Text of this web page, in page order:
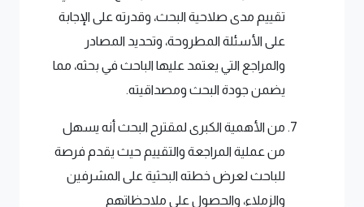
تقييم مدى صلاحية البحث، وقدرته على الإجابة
على الأسئلة المطروحة، وتحديد المصادر
والمراجع التي يعتمد عليها الباحث في بحثه، مما
يضمن جودة البحث ومصداقيته.
من الأهمية الكبرى لمقترح البحث أنه يسهل
من عملية المراجعة والتقييم حيث يقدم فرصة
للباحث لعرض خطته البحثية على المشرفين
والزملاء، والحصول على ملاحظاتهم